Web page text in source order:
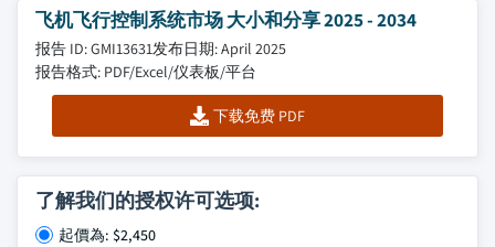
飞机飞行控制系统市场 大小和分享 2025 - 2034
报告 ID: GMI13631发布日期: April 2025
报告格式: PDF/Excel/仪表板/平台
下载免费 PDF
了解我们的授权许可选项:
起價為: $2,450